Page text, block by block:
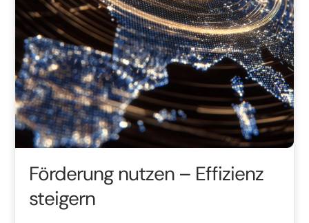
Förderung nutzen – Effizienz
steigern